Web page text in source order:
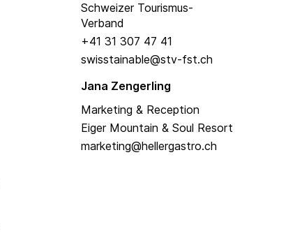
Schweizer Tourismus-
Verband
+41 31 307 47 41
swisstainable@stv-fst.ch
Jana Zengerling
Marketing & Reception
Eiger Mountain & Soul Resort
marketing@hellergastro.ch